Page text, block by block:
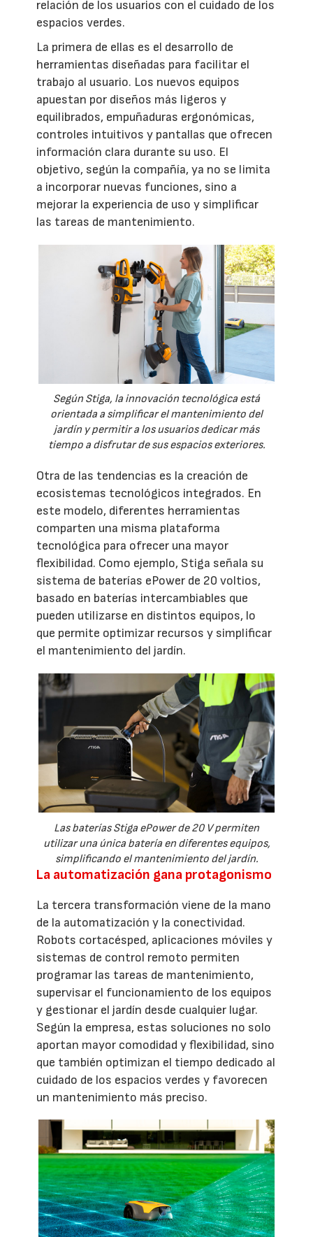
relación de los usuarios con el cuidado de los
espacios verdes.
La primera de ellas es el desarrollo de
herramientas diseñadas para facilitar el
trabajo al usuario. Los nuevos equipos
apuestan por diseños más ligeros y
equilibrados, empuñaduras ergonómicas,
controles intuitivos y pantallas que ofrecen
información clara durante su uso. El
objetivo, según la compañía, ya no se limita
a incorporar nuevas funciones, sino a
mejorar la experiencia de uso y simplificar
las tareas de mantenimiento.
Según Stiga, la innovación tecnológica está
orientada a simplificar el mantenimiento del
jardín y permitir a los usuarios dedicar más
tiempo a disfrutar de sus espacios exteriores.
Otra de las tendencias es la creación de
ecosistemas tecnológicos integrados. En
este modelo, diferentes herramientas
comparten una misma plataforma
tecnológica para ofrecer una mayor
flexibilidad. Como ejemplo, Stiga señala su
sistema de baterías ePower de 20 voltios,
basado en baterías intercambiables que
pueden utilizarse en distintos equipos, lo
que permite optimizar recursos y simplificar
el mantenimiento del jardín.
Las baterías Stiga ePower de 20 V permiten
utilizar una única batería en diferentes equipos,
simplificando el mantenimiento del jardín.
La automatización gana protagonismo
La tercera transformación viene de la mano
de la automatización y la conectividad.
Robots cortacésped, aplicaciones móviles y
sistemas de control remoto permiten
programar las tareas de mantenimiento,
supervisar el funcionamiento de los equipos
y gestionar el jardín desde cualquier lugar.
Según la empresa, estas soluciones no solo
aportan mayor comodidad y flexibilidad, sino
que también optimizan el tiempo dedicado al
cuidado de los espacios verdes y favorecen
un mantenimiento más preciso.